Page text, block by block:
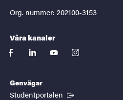
Org. nummer: 202100-3153
Våra kanaler
facebooklinkedinyoutubeinstagram
Genvägar
Studentportalen (Extern länk)